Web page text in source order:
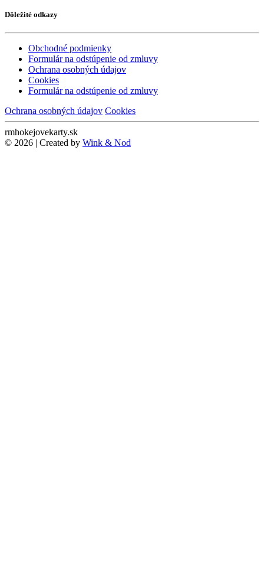
Dôležité odkazy
Obchodné podmienky
Formulár na odstúpenie od zmluvy
Ochrana osobných údajov
Cookies
Formulár na odstúpenie od zmluvy
Ochrana osobných údajov Cookies
rmhokejovekarty.sk
© 2026 | Created by Wink & Nod